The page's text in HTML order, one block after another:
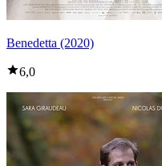
Benedetta (2020)
6,0